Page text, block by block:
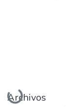
Cargando...
Archivos